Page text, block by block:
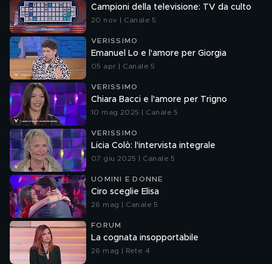
Campioni della televisione: TV da culto
20 nov | Canale 5
VERISSIMO
Emanuel Lo e l'amore per Giorgia
05 apr | Canale 5
VERISSIMO
Chiara Bacci e l'amore per Trigno
10 mag 2025 | Canale 5
VERISSIMO
Licia Colò: l'intervista integrale
07 giu 2025 | Canale 5
UOMINI E DONNE
Ciro sceglie Elisa
26 mag | Canale 5
FORUM
La cognata insopportabile
26 mag | Rete 4